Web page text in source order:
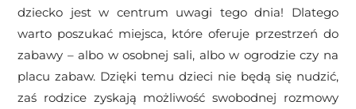
dziecko jest w centrum uwagi tego dnia! Dlatego
warto poszukać miejsca, które oferuje przestrzeń do
zabawy – albo w osobnej sali, albo w ogrodzie czy na
placu zabaw. Dzięki temu dzieci nie będą się nudzić,
zaś rodzice zyskają możliwość swobodnej rozmowy